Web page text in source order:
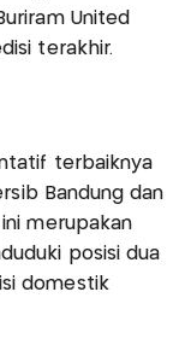
United
terakhir.
terbaiknya
Bandung dan
merupakan
posisi dua
domestik